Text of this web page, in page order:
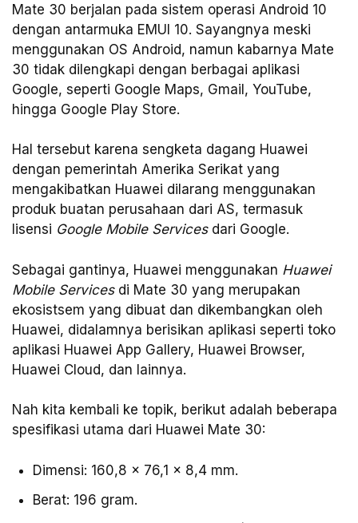
Mate 30 berjalan pada sistem operasi Android 10
dengan antarmuka EMUI 10. Sayangnya meski
menggunakan OS Android, namun kabarnya Mate
30 tidak dilengkapi dengan berbagai aplikasi
Google, seperti Google Maps, Gmail, YouTube,
hingga Google Play Store.
Hal tersebut karena sengketa dagang Huawei
dengan pemerintah Amerika Serikat yang
mengakibatkan Huawei dilarang menggunakan
produk buatan perusahaan dari AS, termasuk
lisensi Google Mobile Servicesdari Google.
Sebagai gantinya, Huawei menggunakan Huawei
Mobile Servicesdi Mate 30 yang merupakan
ekosistsem yang dibuat dan dikembangkan oleh
Huawei, didalamnya berisikan aplikasi seperti toko
aplikasi Huawei App Gallery, Huawei Browser,
Huawei Cloud, dan lainnya.
Nah kita kembali ke topik, berikut adalah beberapa
spesifikasi utama dari Huawei Mate 30:
Dimensi: 160,8 x 76,1 x 8,4 mm.
Berat: 196 gram.